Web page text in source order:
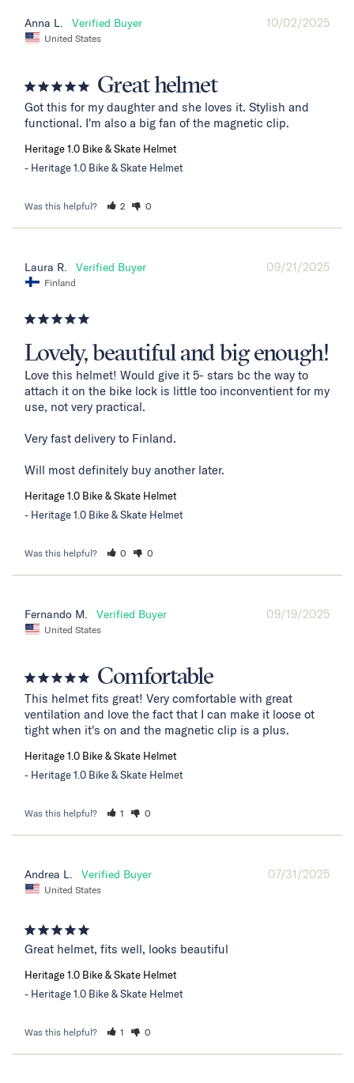
10/02/2025
Anna L.
United States
Great helmet
Got this for my daughter and she loves it. Stylish and
functional. I'm also a big fan of the magnetic clip.
Heritage 1.0 Bike & Skate Helmet
Heritage 1.0 Bike & Skate Helmet
Was this helpful? 2 0
09/21/2025
Laura R.
Finland
Lovely, beautiful and big enough!
Love this helmet! Would give it 5- stars bc the way to
attach it on the bike lock is little too inconventient for my
use, not very practical.
Very fast delivery to Finland.
Will most definitely buy another later.
Heritage 1.0 Bike & Skate Helmet
Heritage 1.0 Bike & Skate Helmet
Was this helpful? 0 0
09/19/2025
Fernando M.
United States
Comfortable
This helmet fits great! Very comfortable with great
ventilation and love the fact that I can make it loose ot
tight when it's on and the magnetic clip is a plus.
Heritage 1.0 Bike & Skate Helmet
Heritage 1.0 Bike & Skate Helmet
Was this helpful? 1 0
07/31/2025
Andrea L.
United States
Great helmet, fits well, looks beautiful
Heritage 1.0 Bike & Skate Helmet
Heritage 1.0 Bike & Skate Helmet
Was this helpful? 1 0